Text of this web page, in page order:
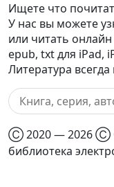
Ищете что
У нас вы можете
или читать
epub, txt для iPad,
Литература
Ⓒ 2020 — 2026 Ⓒ
библиотека